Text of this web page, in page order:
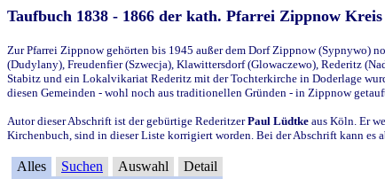
Taufbuch 1838 - 1866 der kath. Pfarrei Zippnow
Zur Pfarrei Zippnow gehörten bis 1945 außer dem Dorf Zippnow (Sypnywo)
(Dudylany), Freudenfier (Szwecja), Klawittersdorf (Glowaczewo), Rederitz
Stabitz und ein Lokalvikariat Rederitz mit der Tochterkirche in Doderlage
diesen Gemeinden - wohl noch aus traditionellen Gründen - in Zippnow
Autor dieser Abschrift ist der gebürtige RederitzerPaul Lüdtke aus Köln. Er
Kirchenbuch, sind in dieser Liste korrigiert worden. Bei der Abschrift kann es
Alles Suchen Auswahl Detail